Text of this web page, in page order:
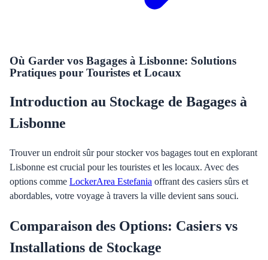
Où Garder vos Bagages à Lisbonne: Solutions
Pratiques pour Touristes et Locaux
Introduction au Stockage de Bagages à
Lisbonne
Trouver un endroit sûr pour stocker vos bagages tout en explorant
Lisbonne est crucial pour les touristes et les locaux. Avec des
options comme LockerArea Estefania offrant des casiers sûrs et
abordables, votre voyage à travers la ville devient sans souci.
Comparaison des Options: Casiers vs
Installations de Stockage